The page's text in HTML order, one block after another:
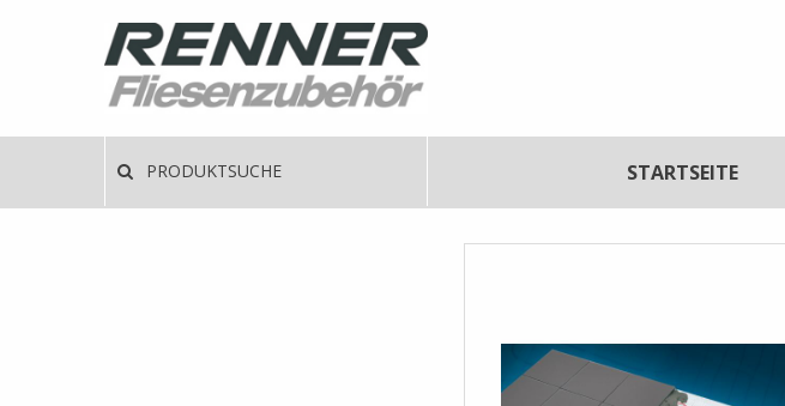
PRODUKTSUCHE Hauptnavigation
STARTSEITE